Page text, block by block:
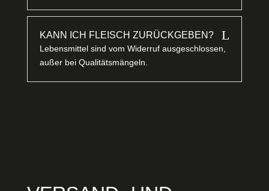
KANN ICH FLEISCH ZURÜCKGEBEN? L
Lebensmittel sind vom Widerruf ausgeschlossen,
außer bei Qualitätsmängeln.